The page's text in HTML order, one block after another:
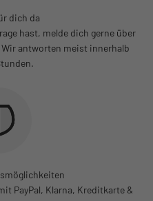
dich da
hast, melde dich gerne über
antworten meist innerhalb
PayPal, Klarna, Kreditkarte &